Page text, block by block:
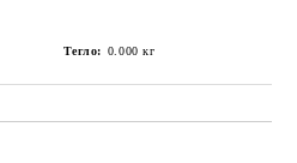
Тегло: 0.000 кг